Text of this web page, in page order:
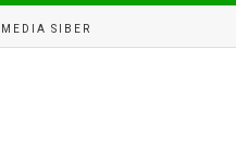
SIBER